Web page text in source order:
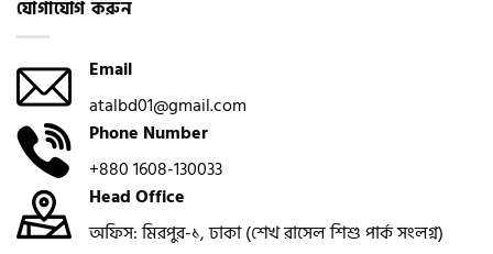
যোগাযোগ করুন
Email
atalbd01@gmail.com
Phone Number
+880 1608-130033
Head Office
অফিস: মিরপুর-১, ঢাকা (শেখ রাসেল শিশু পার্ক সংলগ্ন)